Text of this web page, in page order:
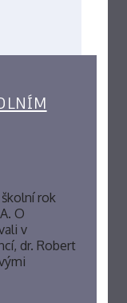
rok
O
v
dr. Robert